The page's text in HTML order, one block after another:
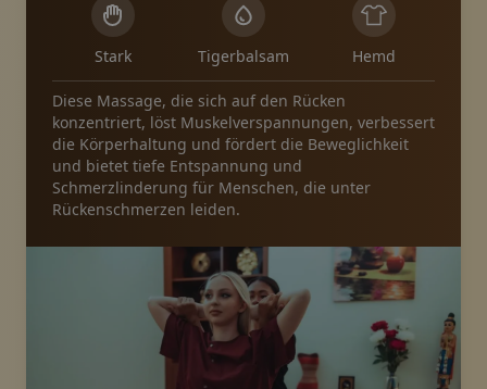
Stark Tigerbalsam Hemd
Diese Massage, die sich auf den Rücken
konzentriert, löst Muskelverspannungen, verbessert
die Körperhaltung und fördert die Beweglichkeit
und bietet tiefe Entspannung und
Schmerzlinderung für Menschen, die unter
Rückenschmerzen leiden.